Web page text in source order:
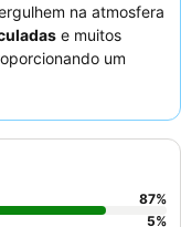
na atmosfera
e muitos
um
um quarto com
87%
5%